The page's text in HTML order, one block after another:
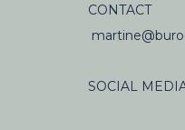
CONTACT
SOCIAL